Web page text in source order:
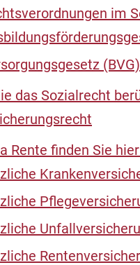
im
(BVG)
das Sozialrecht
Rente finden Sie